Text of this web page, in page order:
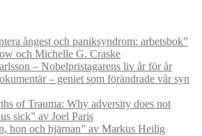
ångest och paniksyndrom: arbetsbok”
och Michelle G. Craske
– Nobelpristagarens liv år för år
– geniet som förändrade vår syn
of Trauma: Why adversity does not
sick” av Joel Paris
hon och hjärnan” av Markus Heilig